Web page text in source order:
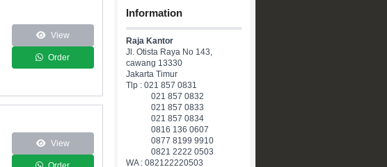
View
Order
View
Information
Raja Kantor
Jl. Otista Raya No 143,
cawang 13330
Jakarta Timur
Tlp : 021 857 0831
021 857 0832
021 857 0833
021 857 0834
0816 136 0607
0877 8199 9910
0821 2222 0503
WA : 082122220503